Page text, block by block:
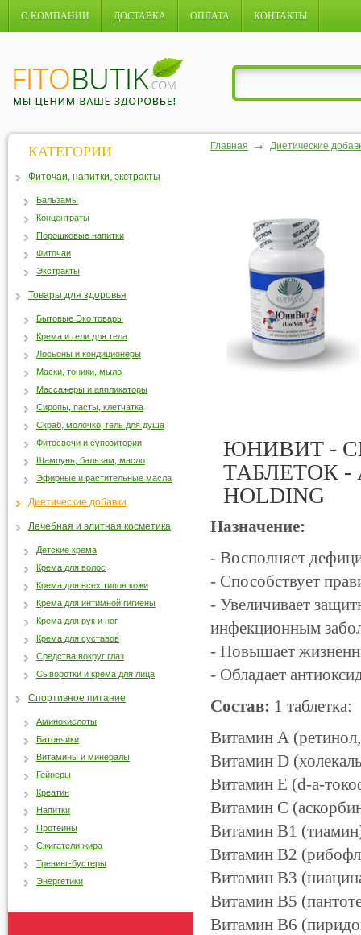
О КОМПАНИИ ДОСТАВКА ОПЛАТА КОНТАКТЫ
Главная Диетические
ЮНИВИТ -
ТАБЛЕТОК -
HOLDING
Назначение:
- Восполняет
- Способствует
- Увеличивает
инфекционным
- Повышает
- Обладает
Состав: 1 таблетка:
Витамин А
Витамин D
Витамин Е (d-а-
Витамин С
Витамин В1
Витамин В2
Витамин B3
Витамин В5
Витамин В6
КАТЕГОРИИ
Фиточаи, напитки, экстракты
Бальзамы
Концентраты
Порошковые напитки
Фиточаи
Экстракты
Товары для здоровья
Бытовые Эко товары
Крема и гели для тела
Лосьоны и кондиционеры
Маски, тоники, мыло
Массажеры и аппликаторы
Сиропы, пасты, клетчатка
Скраб, молочко, гель для душа
Фитосвечи и супозитории
Шампунь, бальзам, масло
Эфирные и растительные масла
Диетические добавки
Лечебная и элитная косметика
Детские крема
Крема для волос
Крема для всех типов кожи
Крема для интимной гигиены
Крема для рук и ног
Крема для суставов
Средства вокруг глаз
Сыворотки и крема для лица
Спортивное питание
Аминокислоты
Батончики
Витамины и минералы
Гейнеры
Креатин
Напитки
Протеины
Сжигатели жира
Тренинг-бустеры
Энергетики